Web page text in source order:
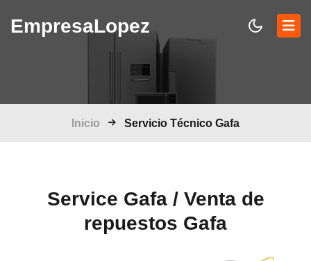
EmpresaLopez
Inicio Servicio Técnico Gafa
Service Gafa / Venta de
repuestos Gafa